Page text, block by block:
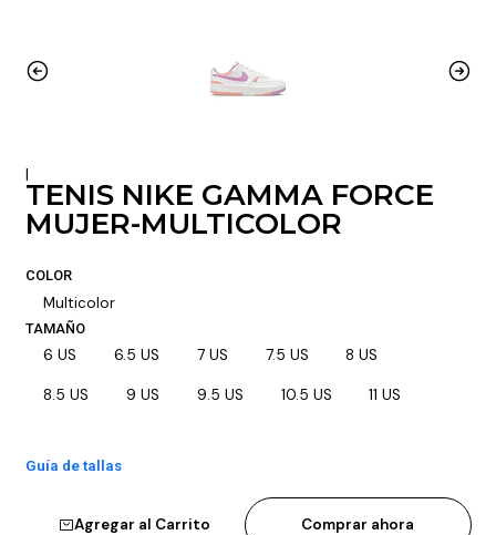
|
TENIS NIKE GAMMA FORCE
MUJER-MULTICOLOR
COLOR
Multicolor
TAMAÑO
6 US 6.5 US 7 US 7.5 US 8 US
8.5 US 9 US 9.5 US 10.5 US 11 US
Guía de tallas
Agregar al Carrito Comprar ahora